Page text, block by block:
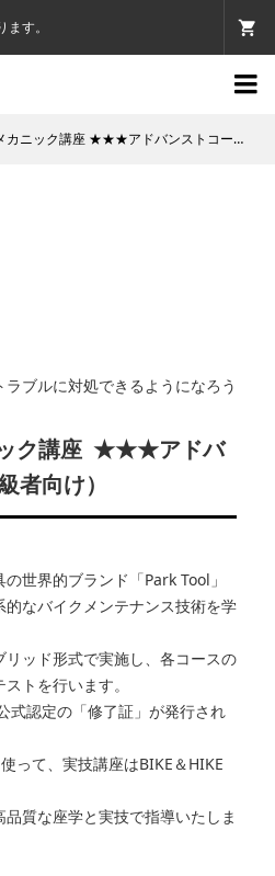
す。

ック講座 ★★★アドバンストコース（上級者向け）
ブルに対処できるようになろう
ク講座 ★★★アドバ
者向け）
世界的ブランド「Park Tool」
的なバイクメンテナンス技術を学
ッド形式で実施し、各コースの
トを行います。
式認定の「修了証」が発行され
って、実技講座はBIKE＆HIKE
質な座学と実技で指導いたしま